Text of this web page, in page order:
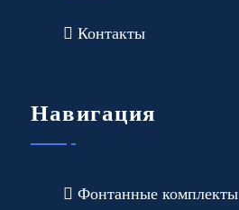
Контакты
Навигация
Фонтанные комплекты